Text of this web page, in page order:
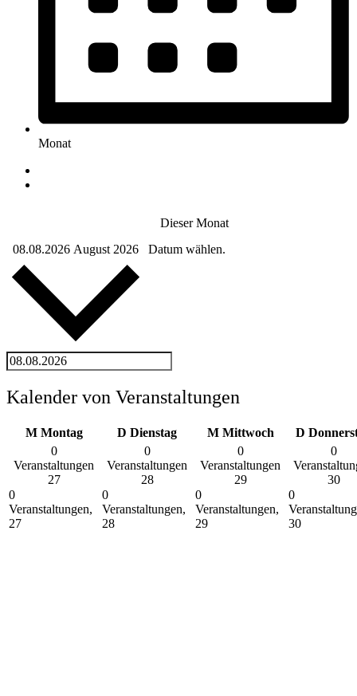
Monat
Dieser Monat
08.08.2026 August 2026 Datum wählen.
Kalender von Veranstaltungen
M Montag D Dienstag M Mittwoch D
0
Veranstaltungen
27
0
Veranstaltungen,
27
0
Veranstaltungen
28
0
Veranstaltungen,
28
0
Veranstaltungen
29
0
Veranstaltungen,
29
0
30
0
30